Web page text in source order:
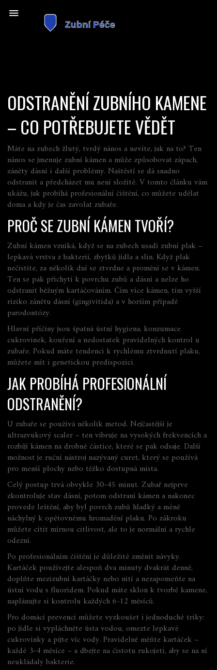
ODSTRANĚNÍ ZUBNÍHO KAMENE
– CO POTŘEBUJETE VĚDĚT
Máte na zubech žlutý, tvrdý nános a nevíte, jak na to? Ten
nános se jmenuje zubní kámen a může způsobovat zápach,
záněty dásní i další problémy. Naštěstí se dá snadno
odstranit a předcházet mu není složité. V tomto článku vám
ukážu, jak probíhá profesionální čištění, co můžete udělat
doma a kdy je čas zavolat zubaře.
PROČ SE ZUBNÍ KÁMEN TVOŘÍ?
Zubní kámen vzniká, když se na zubech usadí zubní plak –
lepkavá vrstva z bakterií, zbytků jídla a slin. Když plak
nečistíte, za několik dní se ztvrdne a promění se v kámen.
Ten se pak přichytí k povrchu zubů a dásní a nelze ho
odstranit běžným kartáčováním. Čím více kámen, tím vyšší
riziko zánětu dásní (gingivitida) a v horším případě
parodontózy.
Hlavní příčiny jsou špatná ústní hygiena, konzumace
cukrovinek, kouření a nedostatek pravidelných kontrol u
zubaře. Pokud máte tendenci k rychlému ztvrdnutí plaku,
můžete mít i genetickou predispozici.
JAK PROBÍHÁ PROFESIONÁLNÍ
ODSTRANĚNÍ?
U zubaře se používá několik metod. Nejčastější je
ultrazvukový scaler – ten vibruje na vysokých frekvencích a
rozbíjí kámen na drobné částice, které se pak odsaje. Další
možnost je ruční nástroj nazývaný curet, který se používá
pro menší plochy nebo těžko dostupná místa.
Celý postup trvá obvykle 30‑45 minut. Zubař nejprve
zkontroluje stav dásní, potom odstraní kámen a nakonec
provede leštění, aby byl povrch zubů hladký a méně
náchylný k opětovnému hromadění plaku. Po zákroku
můžete cítit mírnou citlivost, ale to je normální a rychle
odezní.
Po profesionálním čištění je důležité změnit návyky.
Kartáček používejte alespoň dva minuty dvakrát denně,
doplňte mezizubní kartáčky nebo nití a nezapomeňte na
ústní vodu s fluoridem. Pokud máte sklon k tvorbě kamene,
naplánujte si kontrolu každých 6‑12 měsíců.
Pro domácí prevenci můžete vyzkoušet i jednoduché triky:
po jídle si vypláchněte ústa vodou, omezte lepkavé
cukrovinky a pijte víc vody. Pravidelně měňte kartáček –
každé 3‑4 měsíce – a dbejte na čistotu rukojeti, aby se na ní
neukládaly bakterie.